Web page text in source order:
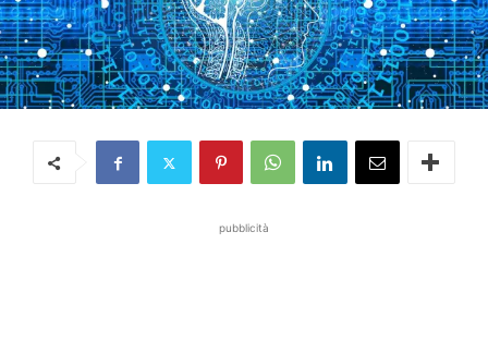
pubblicità